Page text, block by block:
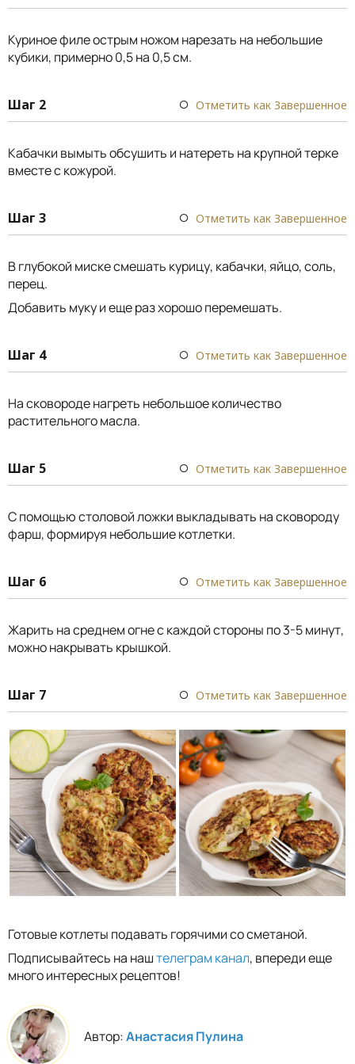
Куриное филе острым ножом нарезать на небольшие
кубики, примерно 0,5 на 0,5 см.
Шаг 2 Отметить как Завершенное
Кабачки вымыть обсушить и натереть на крупной терке
вместе с кожурой.
Шаг 3 Отметить как Завершенное
В глубокой миске смешать курицу, кабачки, яйцо, соль,
перец.
Добавить муку и еще раз хорошо перемешать.
Шаг 4 Отметить как Завершенное
На сковороде нагреть небольшое количество
растительного масла.
Шаг 5 Отметить как Завершенное
С помощью столовой ложки выкладывать на сковороду
фарш, формируя небольшие котлетки.
Шаг 6 Отметить как Завершенное
Жарить на среднем огне с каждой стороны по 3-5 минут,
можно накрывать крышкой.
Шаг 7 Отметить как Завершенное
Готовые котлеты подавать горячими со сметаной.
Подписывайтесь на наштелеграм канал, впереди еще
много интересных рецептов!
Автор:Анастасия Пулина